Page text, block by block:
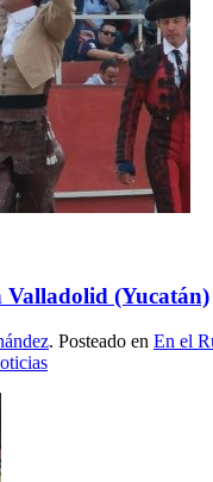
Valladolid (Yucatán)
. Posteado en En el